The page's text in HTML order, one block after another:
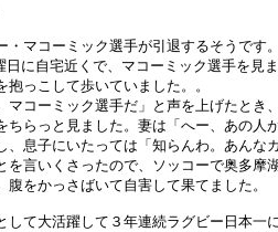
マコーミック選手が引退するそうです
に自宅近くで、マコーミック選手を見
っこして歩いていました。。
コーミック選手だ」と声を上げたとき
ちらっと見ました。妻は「へー、あの人
、息子にいたっては「知らんわ。あんな
を言いくさったので、ソッコーで奥多摩
をかっさばいて自害して果てました。
て大活躍して３年連続ラグビー日本一